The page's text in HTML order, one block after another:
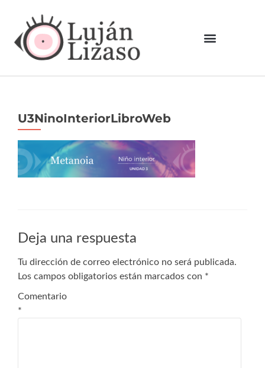
U3NinoInteriorLibroWeb
Deja una respuesta
Tu dirección de correo electrónico no será publicada.
Los campos obligatorios están marcados con *
Comentario
*